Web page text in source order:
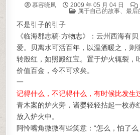
慕容晓凤 2009 年 05 月 04 日
POSTED IN
属于自己的故事、 最后
不是引子的引子
《临海郡志稿·方物志》：云州西海有
爱。贝离水可活百年，以温酒暖之，则
转殷红，如照殿红宝。置于炉火辄裂，
价值百金，今不可求矣。
一
记得什么，不记得什么，有时候比发生
青木案的炉火旁，诸婴轻轻拈起一枚赤
放入炉火中。
阿怜嘴角微微有些笑意：“怎么，怕了么